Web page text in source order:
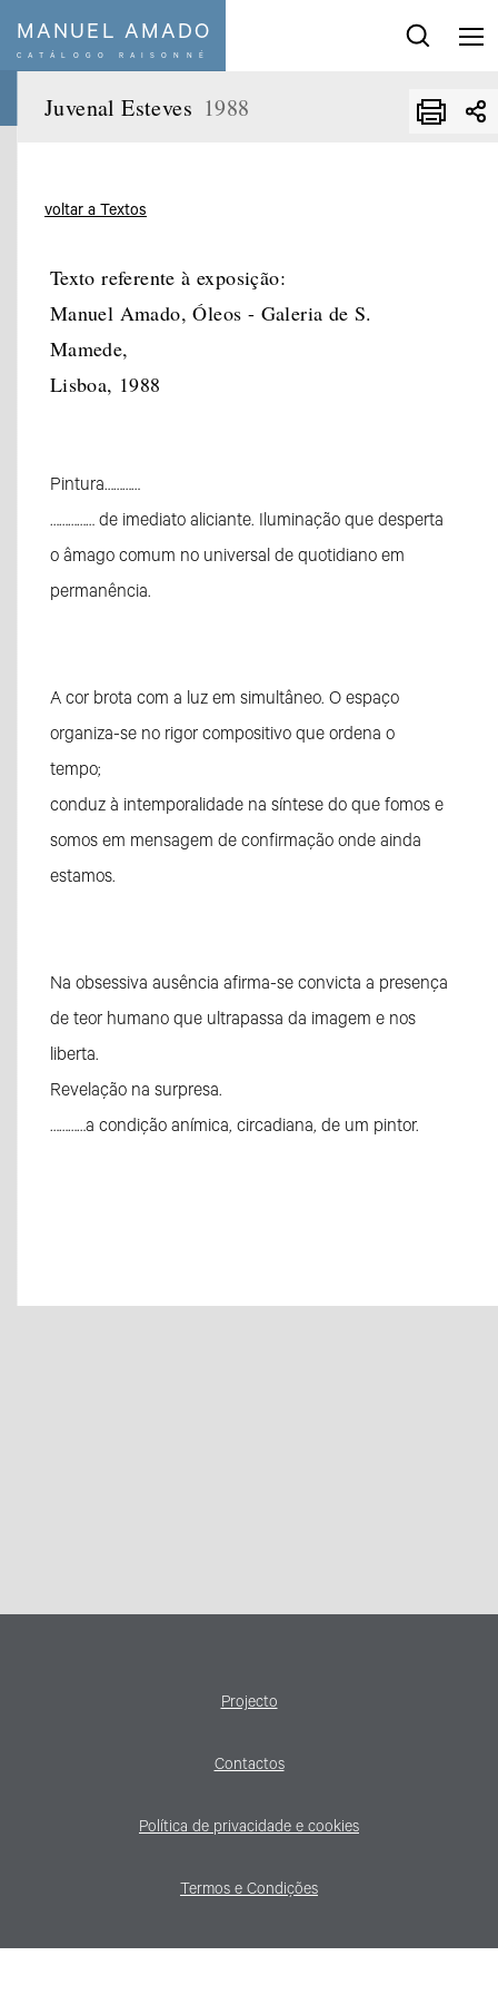
MANUEL AMADO
CATÁLOGO RAISONNÉ
Pesquisar:
Década
Ano
Limpar Filtro
Juvenal Esteves 1988
voltar a Textos
Texto referente à exposição:
Manuel Amado, Óleos - Galeria de S.
Mamede,
Lisboa, 1988
Pintura…………
…………… de imediato aliciante. Iluminação que desperta
o âmago comum no universal de quotidiano em
permanência.
A cor brota com a luz em simultâneo. O espaço
organiza-se no rigor compositivo que ordena o
tempo;
conduz à intemporalidade na síntese do que fomos e
somos em mensagem de confirmação onde ainda
estamos.
Na obsessiva ausência afirma-se convicta a presença
de teor humano que ultrapassa da imagem e nos
liberta.
Revelação na surpresa.
…………a condição anímica, circadiana, de um pintor.
Projecto
Contactos
Política de privacidade e cookies
Termos e Condições